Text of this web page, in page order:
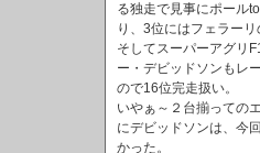
る独走で見事にポール
り、3位にはフェラー
そしてスーパーアグリ
ー・デビッドソンもレ
ので16位完走扱い。
いやぁ～２台揃っての
にデビッドソンは、今
かった。